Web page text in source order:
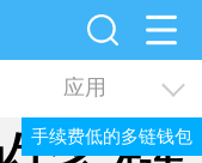
应用
手续费低的多链钱包